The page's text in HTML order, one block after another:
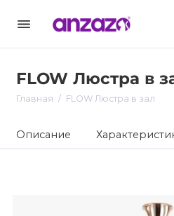
FLOW Люстра в
Главная FLOW Люстра в зал
Описание